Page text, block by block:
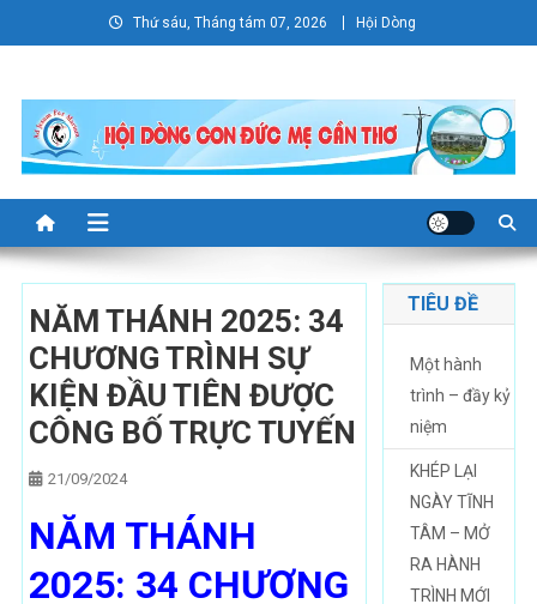
to
Thứ sáu, Tháng tám 07, 2026 Hội Dòng
NĂM THÁNH 2025: 34
CHƯƠNG TRÌNH SỰ
KIỆN ĐẦU TIÊN ĐƯỢC
CÔNG BỐ TRỰC TUYẾN
21/09/2024
NĂM THÁNH
2025: 34 CHƯƠNG
TIÊU ĐỀ
Một hành
trình – đầy kỷ
niệm
KHÉP LẠI
NGÀY TĨNH
TÂM – MỞ
RA HÀNH
TRÌNH MỚI